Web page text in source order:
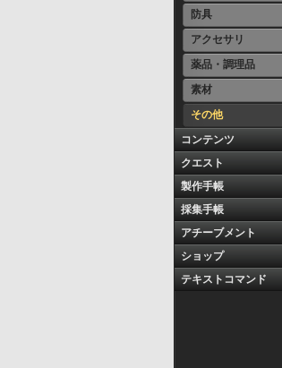
防具
アクセサリ
薬品・調理品
素材
その他
コンテンツ
クエスト
製作手帳
採集手帳
アチーブメント
ショップ
テキストコマンド